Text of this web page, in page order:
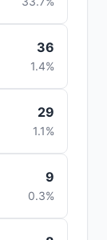
36
1.4%
29
1.1%
9
0.3%